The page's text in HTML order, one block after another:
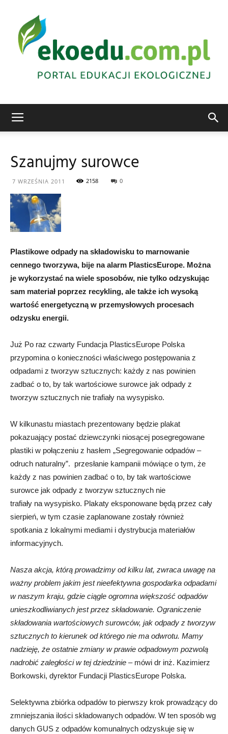
Szanujmy surowce
7 WRZEŚNIA 2011 2158 0
Plastikowe odpady na składowisku to marnowanie
cennego tworzywa, bije na alarm PlasticsEurope. Można
je wykorzystać na wiele sposobów, nie tylko odzyskując
sam materiał poprzez recykling, ale także ich wysoką
wartość energetyczną w przemysłowych procesach
odzysku energii.
Już Po raz czwarty Fundacja PlasticsEurope Polska
przypomina o konieczności właściwego postępowania z
odpadami z tworzyw sztucznych: każdy z nas powinien
zadbać o to, by tak wartościowe surowce jak odpady z
tworzyw sztucznych nie trafiały na wysypisko.
W kilkunastu miastach prezentowany będzie plakat
pokazuający postać dziewczynki niosącej posegregowane
plastiki w połączeniu z hasłem „Segregowanie odpadów –
odruch naturalny”. przesłanie kampanii mówiące o tym, że
każdy z nas powinien zadbać o to, by tak wartościowe
surowce jak odpady z tworzyw sztucznych nie
trafiały na wysypisko. Plakaty eksponowane będą przez cały
sierpień, w tym czasie zaplanowane zostały również
spotkania z lokalnymi mediami i dystrybucja materiałów
informacyjnych.
Nasza akcja, którą prowadzimy od kilku lat, zwraca uwagę na
ważny problem jakim jest nieefektywna gospodarka odpadami
w naszym kraju, gdzie ciągle ogromna większość odpadów
unieszkodliwianych jest przez składowanie. Ograniczenie
składowania wartościowych surowców, jak odpady z tworzyw
sztucznych to kierunek od którego nie ma odwrotu. Mamy
nadzieję, że ostatnie zmiany w prawie odpadowym pozwolą
nadrobić zaległości w tej dziedzinie – mówi dr inż. Kazimierz
Borkowski, dyrektor Fundacji PlasticsEurope Polska.
Selektywna zbiórka odpadów to pierwszy krok prowadzący do
zmniejszania ilości składowanych odpadów. W ten sposób wg
danych GUS z odpadów komunalnych odzyskuje się w